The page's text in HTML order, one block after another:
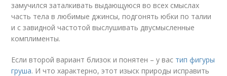
замучился заталкивать выдающуюся во всех смыслах
часть тела в любимые джинсы, подгонять юбки по талии
и с завидной частотой выслушивать двусмысленные
комплименты.
Если второй вариант близок и понятен – у вас тип фигуры
груша. И что характерно, этот изыск природы исправить